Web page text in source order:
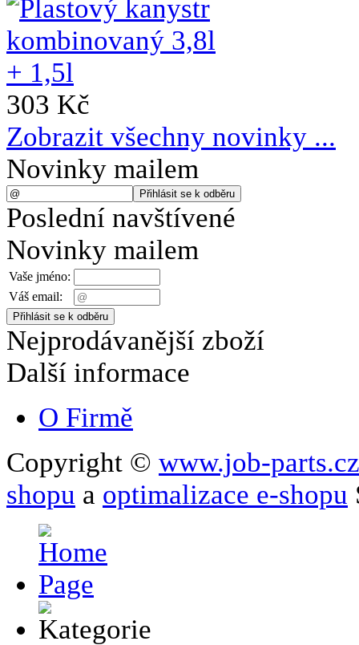
303 Kč
Zobrazit všechny novinky ...
Novinky mailem
Poslední navštívené
Novinky mailem
Vaše jméno:
Váš email:
Nejprodávanější zboží
Další informace
O Firmě
Copyright © www.job-parts.cz
shopu a optimalizace e-shopu